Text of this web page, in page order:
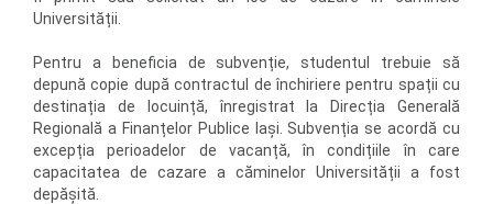
Universității.
Pentru a beneficia de subvenție, studentul trebuie să
depună copie după contractul de închiriere pentru spații cu
destinația de locuință, înregistrat la Direcția Generală
Regională a Finanțelor Publice Iași. Subvenția se acordă cu
excepția perioadelor de vacanță, în condițiile în care
capacitatea de cazare a căminelor Universității a fost
depășită.